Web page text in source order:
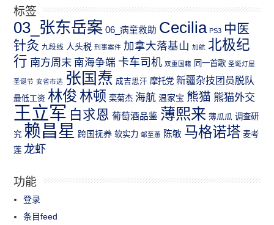
标签
03_张东岳案 06_病童救助 Cecilia PS3 中医
针灸 九段线 人头税 刑事案件 加拿大落基山 加航 北极纪
行 南方周末 南海争端 卡车司机 双重国籍 同一首歌 圣诞灯屋
圣诞节 安省市选 张国焘 成吉思汗 摩托党 新疆杂技团员脱队
最低工资 林俊 林顿 栾菊杰 海航 温家宝 熊猫 熊猫外交
王立军 白求恩 葡萄酒品鉴 薄熙来 薄瓜瓜 调查研
究 赖昌星 跨国抚养 软实力 邹至蕙 陈敏 马格诺塔 麦考
莲 龙虾
功能
登录
条目feed